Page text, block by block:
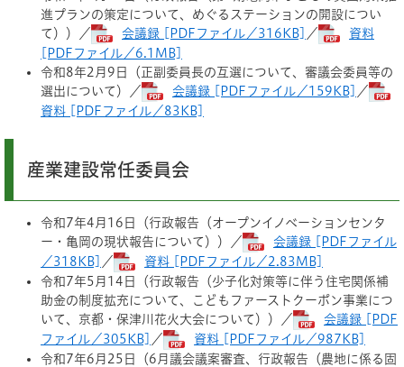
進プランの策定について、めぐるステーションの開設につい
て））／
会議録 [PDFファイル／316KB] ／
資料
[PDFファイル／6.1MB]
令和8年2月9日（正副委員長の互選について、審議会委員等の
選出について）／
会議録 [PDFファイル／159KB]
／
資料 [PDFファイル／83KB]
産業建設常任委員会
令和7年4月16日（行政報告（オープンイノベーションセンタ
ー・亀岡の現状報告について））／
会議録 [PDFファイル
／318KB]
／
資料 [PDFファイル／2.83MB]
令和7年5月14日（行政報告（少子化対策等に伴う住宅関係補
助金の制度拡充について、こどもファーストクーポン事業につ
いて、京都・保津川花火大会について））／
会議録 [PDF
ファイル／305KB]
／
資料 [PDFファイル／987KB]
令和7年6月25日（6月議会議案審査、行政報告（農地に係る固